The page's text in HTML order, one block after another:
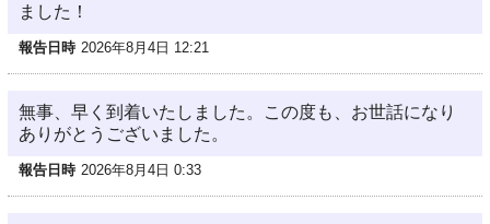
ました！
報告日時 2026年8月4日 12:21
無事、早く到着いたしました。この度も、お世話になり
ありがとうございました。
報告日時 2026年8月4日 0:33